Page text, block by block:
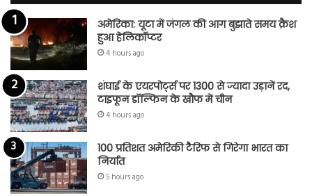
अमेरिका: यूटा में जंगल की आग बुझाते समय क्रैश
हुआ हेलिकॉप्टर
4 hours ago
शंघाई के एयरपोर्ट्स पर 1300 से ज्यादा उड़ानें रद,
टाइफून डॉल्फिन के खौफ में चीन
4 hours ago
100 प्रतिशत अमेरिकी टैरिफ से गिरेगा भारत का
निर्यात
5 hours ago